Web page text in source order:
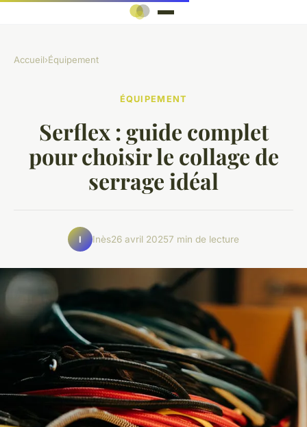
Accueil›Équipement
ÉQUIPEMENT
Serflex : guide complet
pour choisir le collage de
serrage idéal
I Inès26 avril 20257 min de lecture